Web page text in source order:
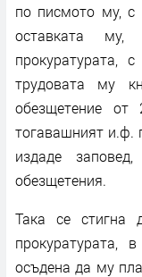
по писмото му, с
оставката
прокуратурата,
трудовата му
обезщетение
тогавашният и.ф.
издаде
обезщетения.
Така се стигна
прокуратурата,
осъдена да му